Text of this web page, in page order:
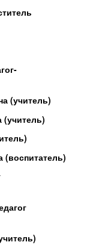
(учитель)
(учитель)
(воспитатель)